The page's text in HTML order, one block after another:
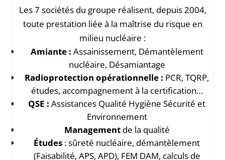
Les 7 sociétés du groupe réalisent, depuis 2004,
toute prestation liée à la maîtrise du risque en
milieu nucléaire :
Amiante : Assainissement, Démantèlement
nucléaire, Désamiantage
Radioprotection opérationnelle : PCR, TQRP,
études, accompagnement à la certification…
QSE : Assistances Qualité Hygiène Sécurité et
Environnement
Managementde la qualité
Études : sûreté nucléaire, démantèlement
(Faisabilité, APS, APD), FEM DAM, calculs de